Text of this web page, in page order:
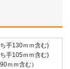
手130ｍｍ含む)
手105ｍｍ含む)
ｍｍ含む）